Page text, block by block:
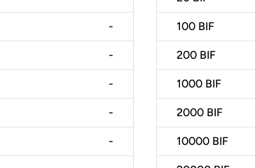
-
-
-
-
-
100 BIF
200 BIF
1000 BIF
2000 BIF
10000 BIF